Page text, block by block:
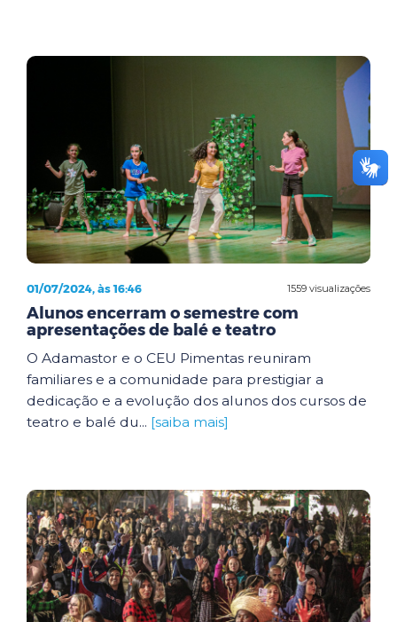
1559 visualizações
01/07/2024, às 16:46
Alunos encerram o semestre com
apresentações de balé e teatro
O Adamastor e o CEU Pimentas reuniram
familiares e a comunidade para prestigiar a
dedicação e a evolução dos alunos dos cursos de
teatro e balé du... [saiba mais]